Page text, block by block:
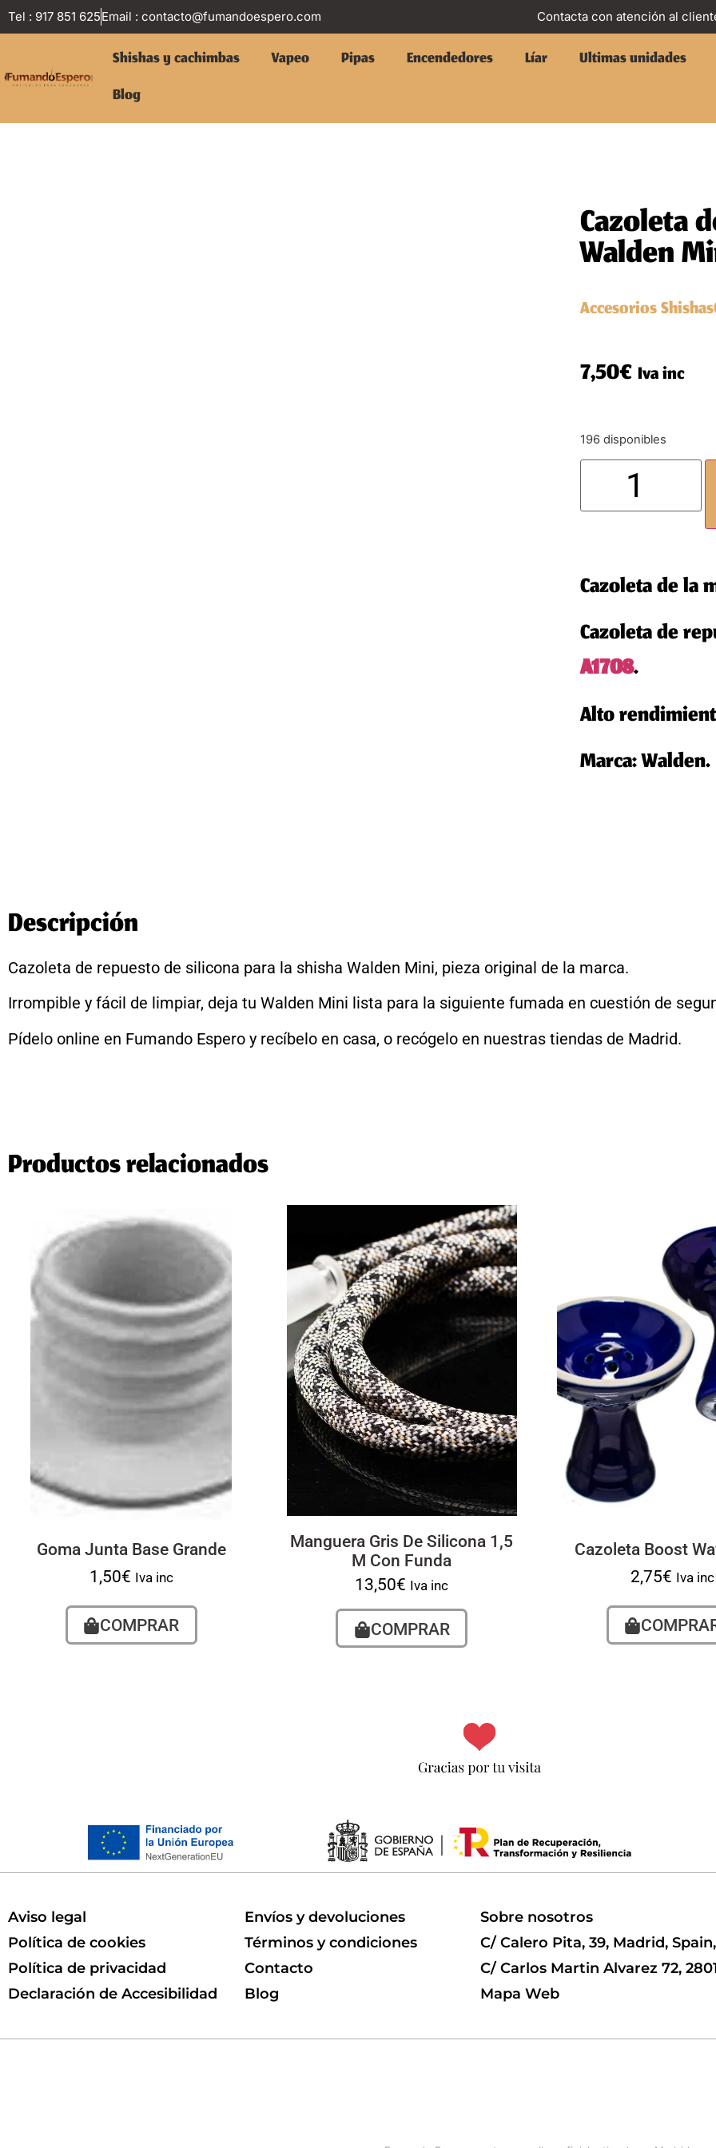
Tel : 917 851 625Email : contacto@fumandoespero.com Contacta con atención al
Shishas y cachimbas Vapeo Pipas Encendedores Líar
Ultimas unidades
Blog
Cazoleta
Walden
Accesorios Shishas
7,50€Iva inc
196 disponibles
Cazoleta de la
Cazoleta de
A1708.
Alto
Marca: Walden.
Descripción
Cazoleta de repuesto de silicona para la shisha Walden Mini, pieza original de la marca.
Irrompible y fácil de limpiar, deja tu Walden Mini lista para la siguiente fumada en cuestión de
Pídelo online en Fumando Espero y recíbelo en casa, o recógelo en nuestras tiendas de Madrid.
Productos relacionados
Goma Junta Base Grande
1,50€ Iva inc
COMPRAR
Manguera Gris De Silicona 1,5
M Con Funda
13,50€ Iva inc
COMPRAR
Cazoleta Boost
2,75€ Iva inc
Aviso legal
Política de cookies
Política de privacidad
Declaración de Accesibilidad
Envíos y devoluciones
Términos y condiciones
Contacto
Blog
Sobre nosotros
C/ Calero Pita, 39, Madrid,
C/ Carlos Martin Alvarez 72,
Mapa Web